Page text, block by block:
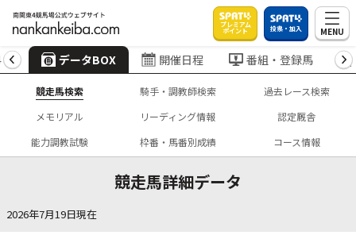
プレミアム
ポイント 投票・加入 MENU
データBOX 開催日程 番組・登録馬
競走馬検索 騎手・調教師検索
過去レース検索
メモリアル
リーディング情報
認定厩舎
能力調教試験
枠番・馬番別成績 コース情報
競走馬詳細データ
2026年7月19日現在